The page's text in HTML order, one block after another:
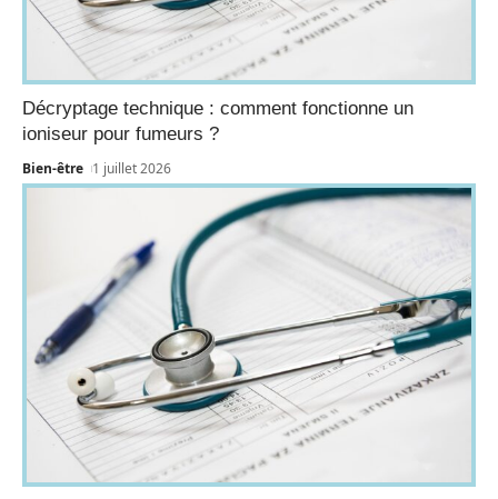
Décryptage technique : comment fonctionne un
ioniseur pour fumeurs ?
Bien-être 1 juillet 2026